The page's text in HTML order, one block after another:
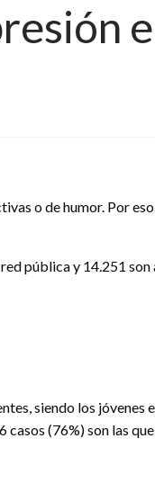
o de humor. Por
pública y 14.251
siendo los jóvenes
(76%) son las